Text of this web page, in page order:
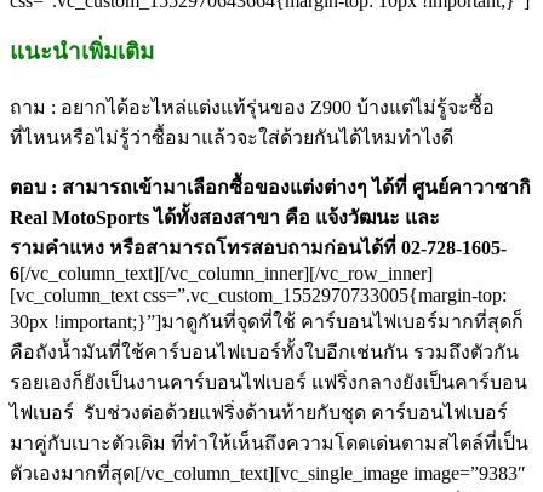
แนะนำเพิ่มเติม
ถาม : อยากได้อะไหล่แต่งแท้รุ่นของ Z900 บ้างแต่ไม่รู้จะซื้อ
ที่ไหนหรือไม่รู้ว่าซื้อมาแล้วจะใส่ด้วยกันได้ไหมทำไงดี
ตอบ : สามารถเข้ามาเลือกซื้อของแต่งต่างๆ ได้ที่ ศูนย์คาวาซากิ
Real MotoSports ได้ทั้งสองสาขา คือ แจ้งวัฒนะ และ
รามคำแหง หรือสามารถโทรสอบถามก่อนได้ที่ 02-728-1605-
6[/vc_column_text][/vc_column_inner][/vc_row_inner]
[vc_column_text css=”.vc_custom_1552970733005{margin-top:
30px !important;}”]มาดูกันที่จุดที่ใช้ คาร์บอนไฟเบอร์มากที่สุดก็
คือถังน้ำมันที่ใช้คาร์บอนไฟเบอร์ทั้งใบอีกเช่นกัน รวมถึงตัวกัน
รอยเองก็ยังเป็นงานคาร์บอนไฟเบอร์ แฟริ่งกลางยังเป็นคาร์บอน
ไฟเบอร์ รับช่วงต่อด้วยแฟริ่งด้านท้ายกับชุด คาร์บอนไฟเบอร์
มาคู่กับเบาะตัวเดิม ที่ทำให้เห็นถึงความโดดเด่นตามสไตล์ที่เป็น
ตัวเองมากที่สุด[/vc_column_text][vc_single_image image=”9383″